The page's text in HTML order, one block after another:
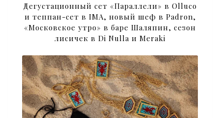
Дегустационный сет «Параллели» в Olluco
и теппан-сет в IMA, новый шеф в Padron,
«Московское утро» в баре Шаляпин, сезон
лисичек в Di Nulla и Meraki